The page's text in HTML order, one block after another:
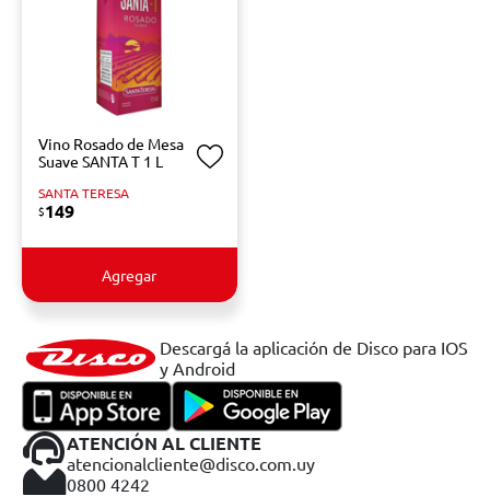
Vino Rosado de Mesa
Suave SANTA T 1 L
SANTA TERESA
$149
Agregar
Descargá la aplicación de Disco para IOS
y Android
ATENCIÓN AL CLIENTE
atencionalcliente@disco.com.uy
0800 4242